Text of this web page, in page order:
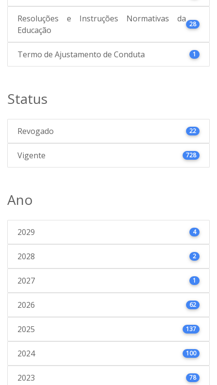
Resoluções e Instruções Normativas da
Educação
28
Termo de Ajustamento de Conduta 1
Status
Revogado 22
Vigente 728
Ano
2029 4
2028 2
2027 1
2026 62
2025 137
2024 100
2023 78